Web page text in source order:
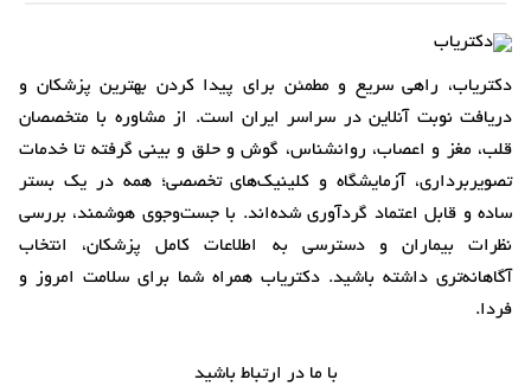
دکتریاب، راهی سریع و مطمئن برای پیدا کردن بهترین پزشکان و
دریافت نوبت آنلاین در سراسر ایران است. از مشاوره با متخصصان
قلب، مغز و اعصاب، روانشناس، گوش و حلق و بینی گرفته تا خدمات
تصویربرداری، آزمایشگاه و کلینیک‌های تخصصی؛ همه در یک بستر
ساده و قابل اعتماد گردآوری شده‌اند. با جست‌وجوی هوشمند، بررسی
نظرات بیماران و دسترسی به اطلاعات کامل پزشکان، انتخاب
آگاهانه‌تری داشته باشید. دکتریاب همراه شما برای سلامت امروز و
فردا.
با ما در ارتباط باشید